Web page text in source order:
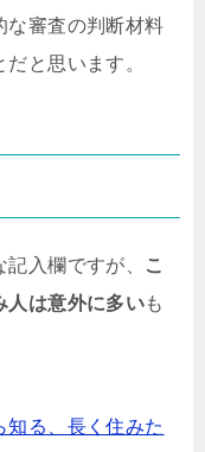
な審査の判断材料
と思います。
入欄ですが、
こ
人は意外に多いも
知る、長く住みた